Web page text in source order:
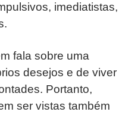
imediatistas,
fala sobre uma
desejos e de viver
Portanto,
ser vistas também